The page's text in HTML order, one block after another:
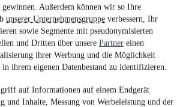
Außerdem können wir so Ihre
unserer Unternehmensgruppe verbessern, Ihr
sowie Segmente mit pseudonymisierten
und Dritten über unsere Partner einen
ihrer Werbung und die Möglichkeit
ihrem eigenen Datenbestand zu identifizieren.
auf Informationen auf einem Endgerät
und Inhalte, Messung von Werbeleistung und der